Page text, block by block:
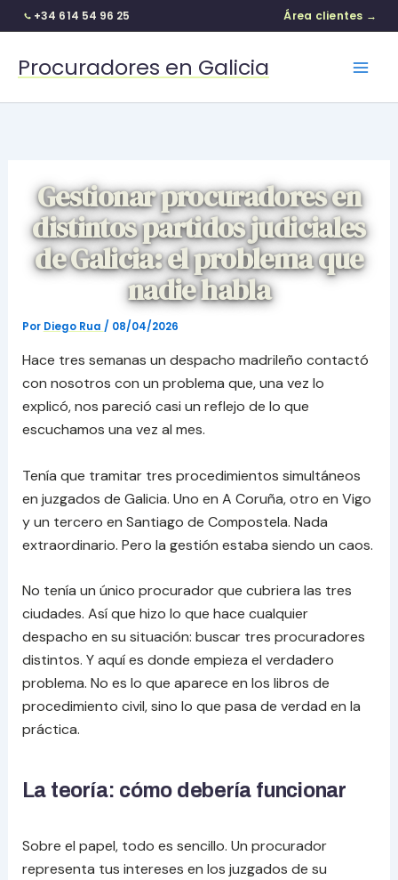
+34 614 54 96 25 Área clientes →
Procuradores en Galicia
Gestionar procuradores en
distintos partidos judiciales
de Galicia: el problema que
nadie habla
Por Diego Rua / 08/04/2026
Hace tres semanas un despacho madrileño contactó
con nosotros con un problema que, una vez lo
explicó, nos pareció casi un reflejo de lo que
escuchamos una vez al mes.
Tenía que tramitar tres procedimientos simultáneos
en juzgados de Galicia. Uno en A Coruña, otro en Vigo
y un tercero en Santiago de Compostela. Nada
extraordinario. Pero la gestión estaba siendo un caos.
No tenía un único procurador que cubriera las tres
ciudades. Así que hizo lo que hace cualquier
despacho en su situación: buscar tres procuradores
distintos. Y aquí es donde empieza el verdadero
problema. No es lo que aparece en los libros de
procedimiento civil, sino lo que pasa de verdad en la
práctica.
La teoría: cómo debería funcionar
Sobre el papel, todo es sencillo. Un procurador
representa tus intereses en los juzgados de su